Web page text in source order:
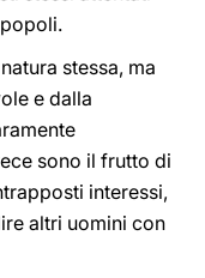
stessa, ma
e dalla
sono il frutto di
interessi,
altri uomini con